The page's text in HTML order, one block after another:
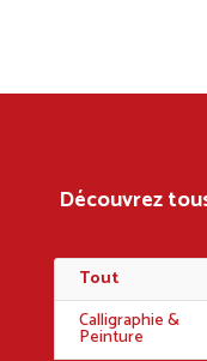
Découvrez
Tout
Calligraphie &
Peinture